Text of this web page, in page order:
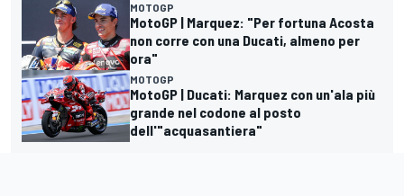
MOTOGP
MotoGP | Marquez: "Per fortuna Acosta
non corre con una Ducati, almeno per
ora"
MOTOGP
MotoGP | Ducati: Marquez con un'ala più
grande nel codone al posto
dell'"acquasantiera"